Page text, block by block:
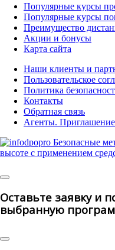
Популярные курсы
Популярные курсы
Преимущество
Акции и бонусы
Карта сайта
Наши клиенты и
Пользовательское
Политика
Контакты
Обратная связь
Агенты. Приглашение
Оставьте заявку и
выбранную